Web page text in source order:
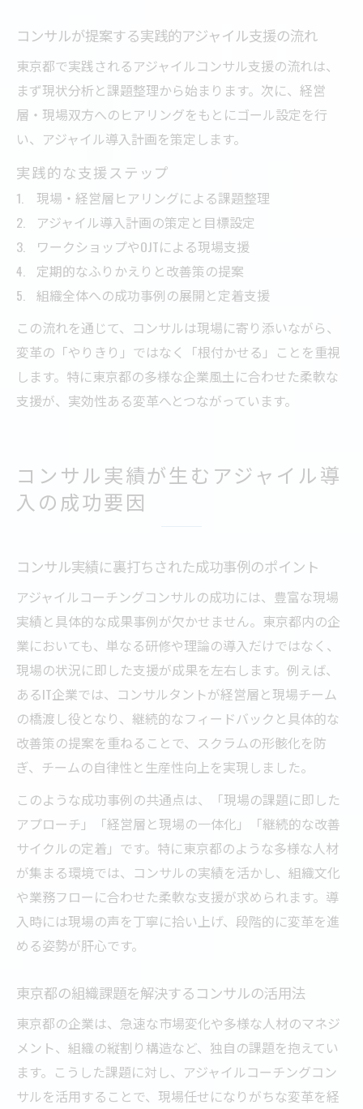
コンサルが提案する実践的アジャイル支援の流れ
東京都で実践されるアジャイルコンサル支援の流れは、
まず現状分析と課題整理から始まります。次に、経営
層・現場双方へのヒアリングをもとにゴール設定を行
い、アジャイル導入計画を策定します。
実践的な支援ステップ
現場・経営層ヒアリングによる課題整理
アジャイル導入計画の策定と目標設定
ワークショップやOJTによる現場支援
定期的なふりかえりと改善策の提案
組織全体への成功事例の展開と定着支援
この流れを通じて、コンサルは現場に寄り添いながら、
変革の「やりきり」ではなく「根付かせる」ことを重視
します。特に東京都の多様な企業風土に合わせた柔軟な
支援が、実効性ある変革へとつながっています。
コンサル実績が生むアジャイル導
入の成功要因
コンサル実績に裏打ちされた成功事例のポイント
アジャイルコーチングコンサルの成功には、豊富な現場
実績と具体的な成果事例が欠かせません。東京都内の企
業においても、単なる研修や理論の導入だけではなく、
現場の状況に即した支援が成果を左右します。例えば、
あるIT企業では、コンサルタントが経営層と現場チーム
の橋渡し役となり、継続的なフィードバックと具体的な
改善策の提案を重ねることで、スクラムの形骸化を防
ぎ、チームの自律性と生産性向上を実現しました。
このような成功事例の共通点は、「現場の課題に即した
アプローチ」「経営層と現場の一体化」「継続的な改善
サイクルの定着」です。特に東京都のような多様な人材
が集まる環境では、コンサルの実績を活かし、組織文化
や業務フローに合わせた柔軟な支援が求められます。導
入時には現場の声を丁寧に拾い上げ、段階的に変革を進
める姿勢が肝心です。
東京都の組織課題を解決するコンサルの活用法
東京都の企業は、急速な市場変化や多様な人材のマネジ
メント、組織の縦割り構造など、独自の課題を抱えてい
ます。こうした課題に対し、アジャイルコーチングコン
サルを活用することで、現場任せになりがちな変革を経